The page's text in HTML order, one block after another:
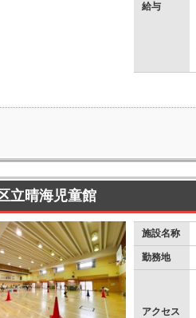
給与
立晴海児童館
施設名称
勤務地
アクセス